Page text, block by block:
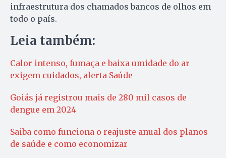
infraestrutura dos chamados bancos de olhos em
todo o país.
Leia também:
Calor intenso, fumaça e baixa umidade do ar
exigem cuidados, alerta Saúde
Goiás já registrou mais de 280 mil casos de
dengue em 2024
Saiba como funciona o reajuste anual dos planos
de saúde e como economizar